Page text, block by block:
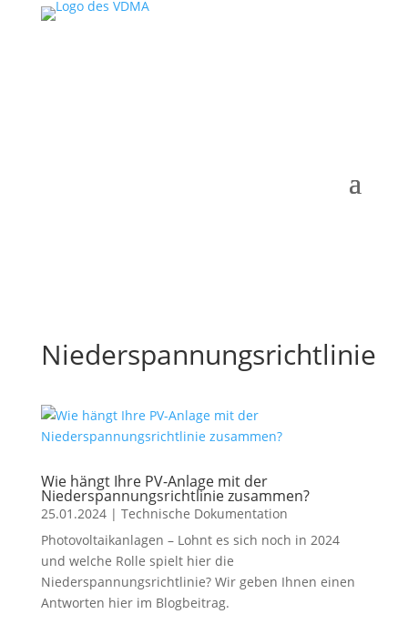
Niederspannungsrichtlinie
Wie hängt Ihre PV-Anlage mit der
Niederspannungsrichtlinie zusammen?
25.01.2024| Technische Dokumentation
Photovoltaikanlagen – Lohnt es sich noch in 2024
und welche Rolle spielt hier die
Niederspannungsrichtlinie? Wir geben Ihnen einen
Antworten hier im Blogbeitrag.